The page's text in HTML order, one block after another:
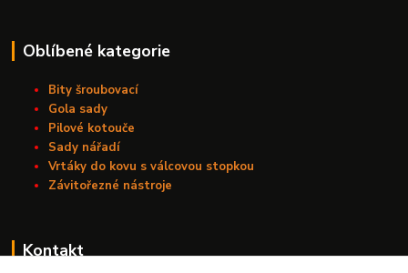
Oblíbené kategorie
Bity šroubovací
Gola sady
Pilové kotouče
Sady nářadí
Vrtáky do kovu s válcovou stopkou
Závitořezné nástroje
Kontakt